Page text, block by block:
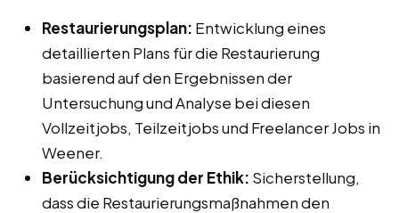
Restaurierungsplan: Entwicklung eines
detaillierten Plans für die Restaurierung
basierend auf den Ergebnissen der
Untersuchung und Analyse bei diesen
Vollzeitjobs, Teilzeitjobs und Freelancer Jobs in
Weener.
Berücksichtigung der Ethik: Sicherstellung,
dass die Restaurierungsmaßnahmen den